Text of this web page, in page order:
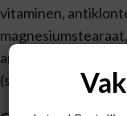
vitaminen,
aroma (kers,
(steviolglycosiden